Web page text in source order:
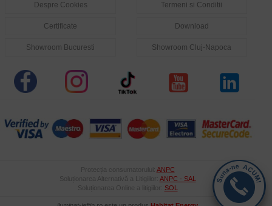
Despre Cookies Termeni si Conditii
Certificate Download
Showroom Bucuresti Showroom Cluj-Napoca
Protecția consumatorului: ANPC
Soluționarea Alternativă a Litigiilor: ANPC - SAL
Soluționarea Online a litigiilor: SOL